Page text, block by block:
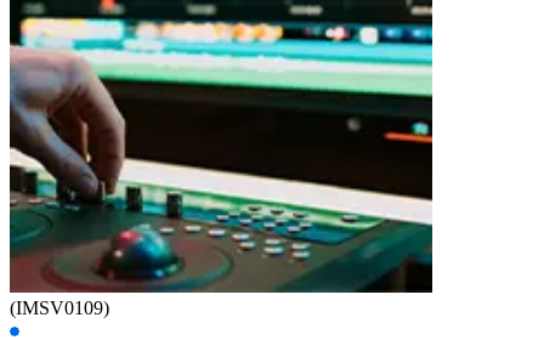
(IMSV0109)